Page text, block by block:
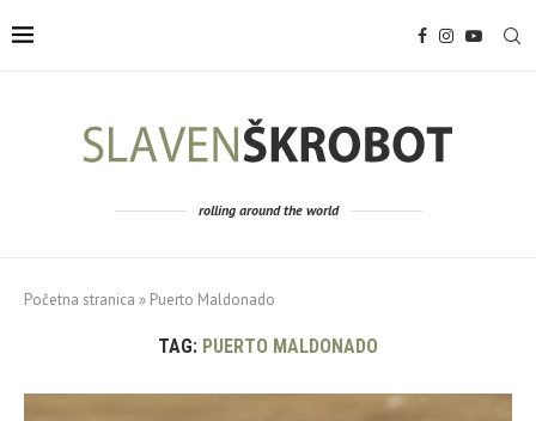
rolling around the world
Početna stranica » Puerto Maldonado
TAG: PUERTO MALDONADO